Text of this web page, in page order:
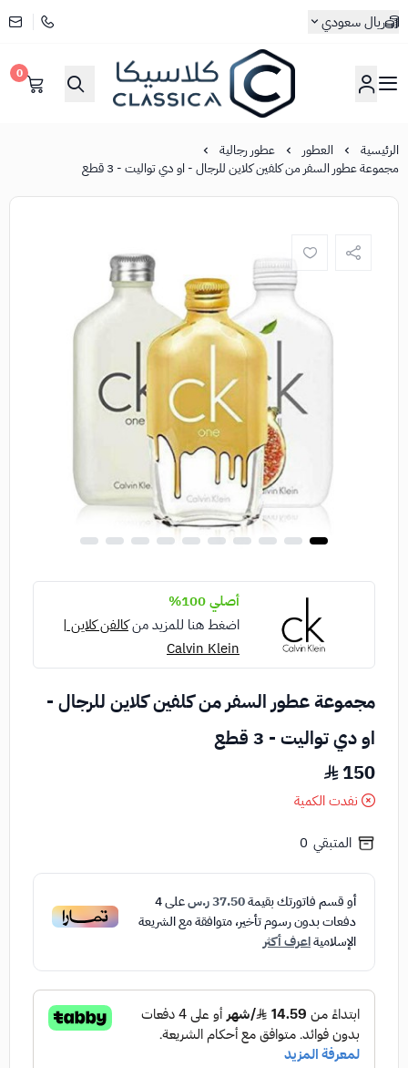
ريال سعودي
كلاسيكا
0
الرئيسية العطور
عطور رجالية
مجموعة عطور السفر من كلفين كلاين للرجال - او دي تواليت - 3 قطع
أصلي 100%
اضغط هنا للمزيد منكالفن كلاين |
Calvin Klein
مجموعة عطور السفر من كلفين كلاين للرجال -
او دي تواليت - 3 قطع
150
نفدت الكمية
المتبقي 0
أو قسم فاتورتك بقيمة37.50 ر.س على4
دفعات بدون رسوم تأخير، متوافقة مع الشريعة
الإسلاميةاعرف أكثر